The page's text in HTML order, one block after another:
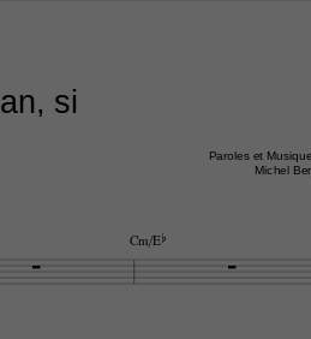
si
Paroles et
Michel

Cm/Eb
